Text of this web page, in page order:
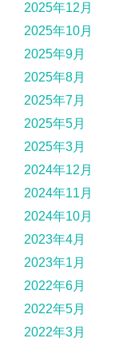
2025年12月
2025年10月
2025年9月
2025年8月
2025年7月
2025年5月
2025年3月
2024年12月
2024年11月
2024年10月
2023年4月
2023年1月
2022年6月
2022年5月
2022年3月